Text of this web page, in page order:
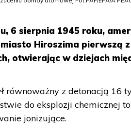
6 sierpnia 1945 roku,
Hiroszima pierwszą
otwierając w dziejach
równoważny z detonacją 16
do eksplozji chemicznej
jonizujące.